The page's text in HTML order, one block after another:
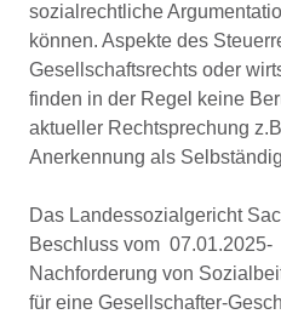
sozialrechtliche
können. Aspekte des
Gesellschaftsrechts oder
finden in der Regel keine
aktueller Rechtsprechung
Anerkennung als
Das Landessozialgericht
Beschluss vom 07.01.2025-
Nachforderung von
für eine Gesellschafter-